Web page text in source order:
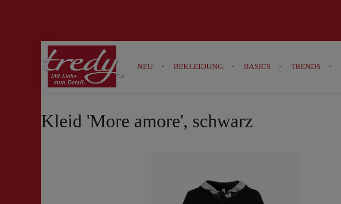
Zur Suche springen Zur Hauptnavigation springen
NEU BEKLEIDUNG BASICS TRENDS
Kleid 'More amore', schwarz